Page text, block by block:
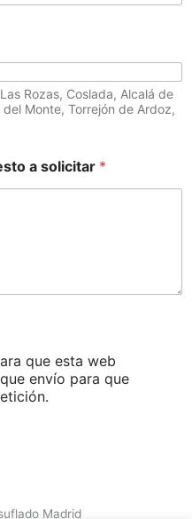
Rozas, Coslada, Alcalá de
Monte, Torrejón de Ardoz,
a solicitar *
que esta web
envío para que